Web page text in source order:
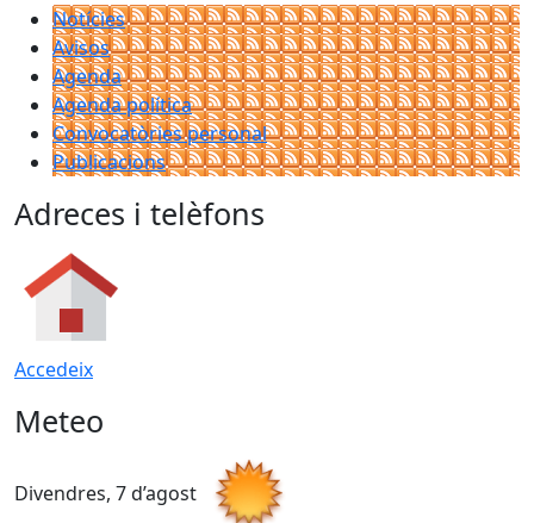
Notícies
Avisos
Agenda
Agenda política
Convocatòries personal
Publicacions
Adreces i telèfons
Accedeix
Meteo
Divendres, 7 d’agost